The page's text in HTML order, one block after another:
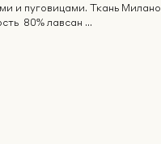
и пуговицами. Ткань
80% лавсан ...